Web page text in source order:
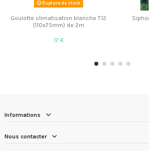
Rupture de stock
Goulotte climatisation blanche T12
(110x75mm) de 2m
17 €
Informations
Nous contacter